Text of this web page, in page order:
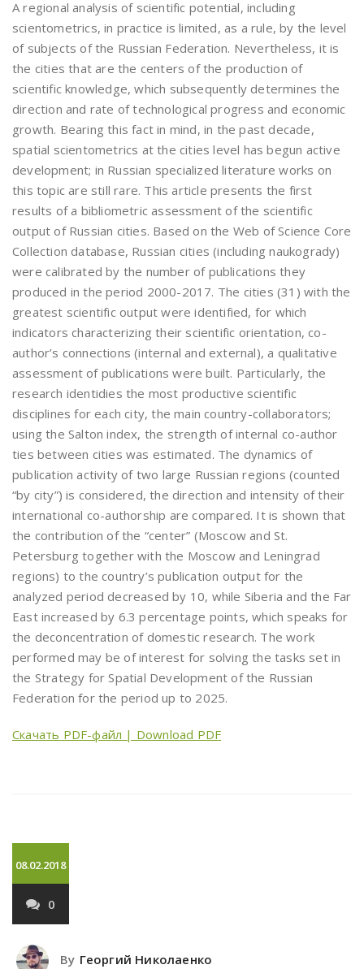
A regional analysis of scientific potential, including
scientometrics, in practice is limited, as a rule, by the level
of subjects of the Russian Federation. Nevertheless, it is
the cities that are the centers of the production of
scientific knowledge, which subsequently determines the
direction and rate of technological progress and economic
growth. Bearing this fact in mind, in the past decade,
spatial scientometrics at the cities level has begun active
development; in Russian specialized literature works on
this topic are still rare. This article presents the first
results of a bibliometric assessment of the scientific
output of Russian cities. Based on the Web of Science Core
Collection database, Russian cities (including naukogrady)
were calibrated by the number of publications they
produced in the period 2000-2017. The cities (31) with the
greatest scientific output were identified, for which
indicators characterizing their scientific orientation, co-
author’s connections (internal and external), a qualitative
assessment of publications were built. Particularly, the
research identidies the most productive scientific
disciplines for each city, the main country-collaborators;
using the Salton index, the strength of internal co-author
ties between cities was estimated. The dynamics of
publication activity of two large Russian regions (counted
“by city”) is considered, the direction and intensity of their
international co-authorship are compared. It is shown that
the contribution of the “center” (Moscow and St.
Petersburg together with the Moscow and Leningrad
regions) to the country’s publication output for the
analyzed period decreased by 10, while Siberia and the Far
East increased by 6.3 percentage points, which speaks for
the deconcentration of domestic research. The work
performed may be of interest for solving the tasks set in
the Strategy for Spatial Development of the Russian
Federation for the period up to 2025.
Скачать PDF-файл | Download PDF
08.02.2018
0
By Георгий Николаенко